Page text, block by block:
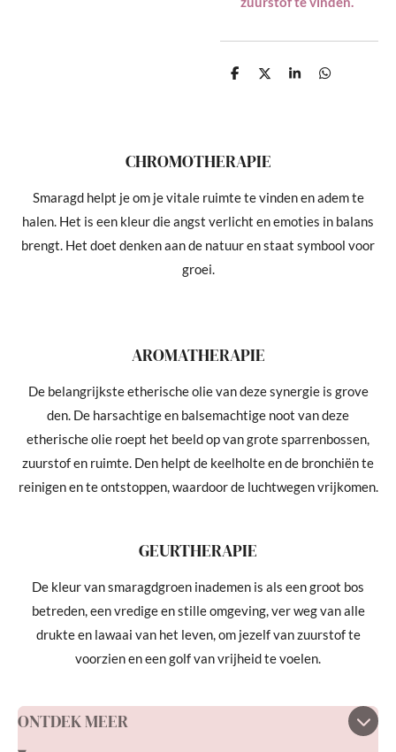
D
D
S
D
CHROMOTHERAPIE
Smaragd helpt je om je vitale ruimte te vinden en adem te
halen. Het is een kleur die angst verlicht en emoties in balans
brengt. Het doet denken aan de natuur en staat symbool voor
groei.
AROMATHERAPIE
De belangrijkste etherische olie van deze synergie is grove
den. De harsachtige en balsemachtige noot van deze
etherische olie roept het beeld op van grote sparrenbossen,
zuurstof en ruimte. Den helpt de keelholte en de bronchiën te
reinigen en te ontstoppen, waardoor de luchtwegen vrijkomen.
GEURTHERAPIE
De kleur van smaragdgroen inademen is als een groot bos
betreden, een vredige en stille omgeving, ver weg van alle
drukte en lawaai van het leven, om jezelf van zuurstof te
voorzien en een golf van vrijheid te voelen.
ONTDEK MEER